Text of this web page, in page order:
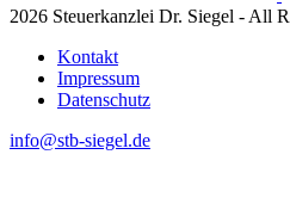
2026 Steuerkanzlei Dr. Siegel - All
Kontakt
Impressum
Datenschutz
info@stb-siegel.de